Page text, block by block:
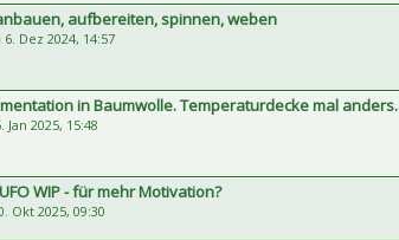
aufbereiten, spinnen, weben
6. Dez 2024, 14:57
in Baumwolle. Temperaturdecke mal anders.
Jan 2025, 15:48
WIP - für mehr Motivation?
Okt 2025, 09:30